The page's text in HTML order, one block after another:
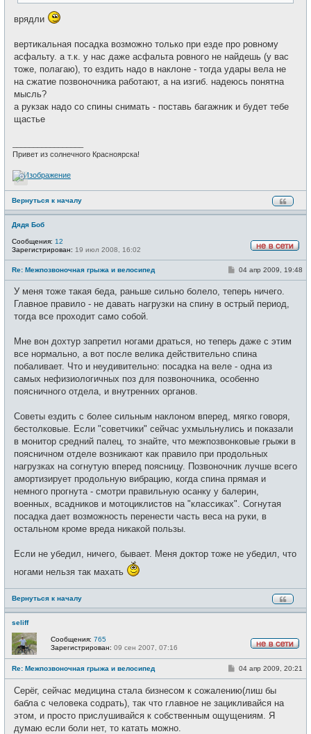
врядли
вертикальная посадка возможно только при езде про ровному
асфальту. а т.к. у нас даже асфальта ровного не найдешь (у вас
тоже, полагаю), то ездить надо в наклоне - тогда удары вела не
на сжатие позвоночника работают, а на изгиб. надеюсь понятна
мысль?
а рукзак надо со спины снимать - поставь багажник и будет тебе
щастье
Привет из солнечного Красноярска!
Вернуться к началу
Дядя Боб
в
с
Сообщения: 12
Зарегистрирован: 19 июл 2008, 16:02
Re: Межпозвоночная грыжа и велосипед
С
б
щ
е
04 апр 2009, 19:48
У меня тоже такая беда, раньше сильно болело, теперь ничего.
Главное правило - не давать нагрузки на спину в острый период,
тогда все проходит само собой.
Мне вон дохтур запретил ногами драться, но теперь даже с этим
все нормально, а вот после велика действительно спина
побаливает. Что и неудивительно: посадка на веле - одна из
самых нефизиологичных поз для позвоночника, особенно
поясничного отдела, и внутренних органов.
Советы ездить с более сильным наклоном вперед, мягко говоря,
бестолковые. Если "советчики" сейчас ухмыльнулись и показали
в монитор средний палец, то знайте, что межпозвонковые грыжи в
поясничном отделе возникают как правило при продольных
нагрузках на согнутую вперед поясницу. Позвоночник лучше всего
амортизирует продольную вибрацию, когда спина прямая и
немного прогнута - смотри правильную осанку у балерин,
военных, всадников и мотоциклистов на "классиках". Согнутая
посадка дает возможность перенести часть веса на руки, в
остальном кроме вреда никакой пользы.
Если не убедил, ничего, бывает. Меня доктор тоже не убедил, что
ногами нельзя так махать
Вернуться к началу
seliff
е
в
с
Сообщения: 765
Зарегистрирован: 09 сен 2007, 07:16
Re: Межпозвоночная грыжа и велосипед
С
б
щ
н
04 апр 2009, 20:21
Серёг, сейчас медицина стала бизнесом к сожалению(лиш бы
бабла с человека содрать), так что главное не зацикливайся на
этом, и просто прислушивайся к собственным ощущениям. Я
думаю если боли нет, то катать можно.